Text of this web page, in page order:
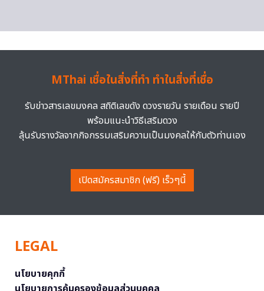
MThai เชื่อในสิ่งที่ทำ ทำในสิ่งที่เชื่อ
รับข่าวสารเลขมงคล สถิติเลขดัง ดวงรายวัน รายเดือน รายปี
พร้อมแนะนำวิธีเสริมดวง
ลุ้นรับรางวัลจากกิจกรรมเสริมความเป็นมงคลให้กับตัวท่านเอง
เปิดสมัครสมาชิก (ฟรี) เร็วๆนี้
LEGAL
นโยบายคุกกี้